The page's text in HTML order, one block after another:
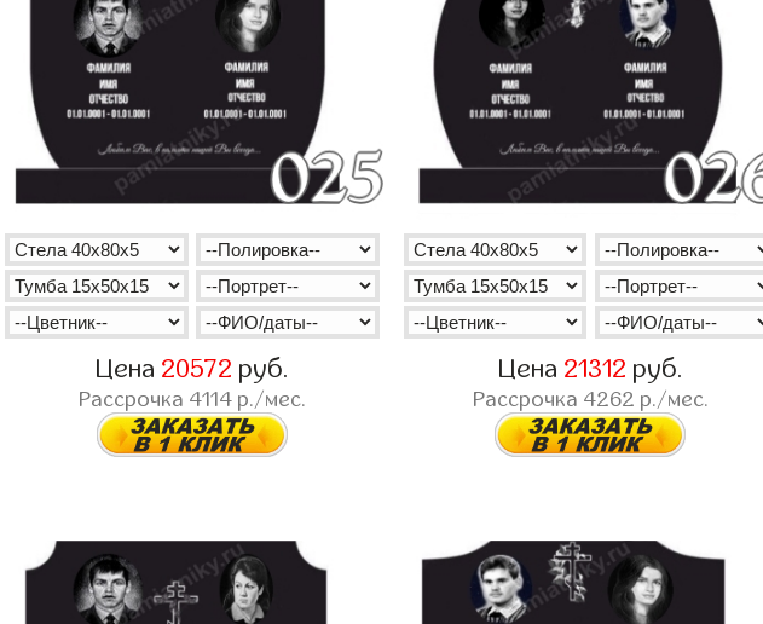
Цена 20572 руб.
Рассрочка 4114 р./мес.
Цена 21312 руб.
Рассрочка 4262 р./мес.